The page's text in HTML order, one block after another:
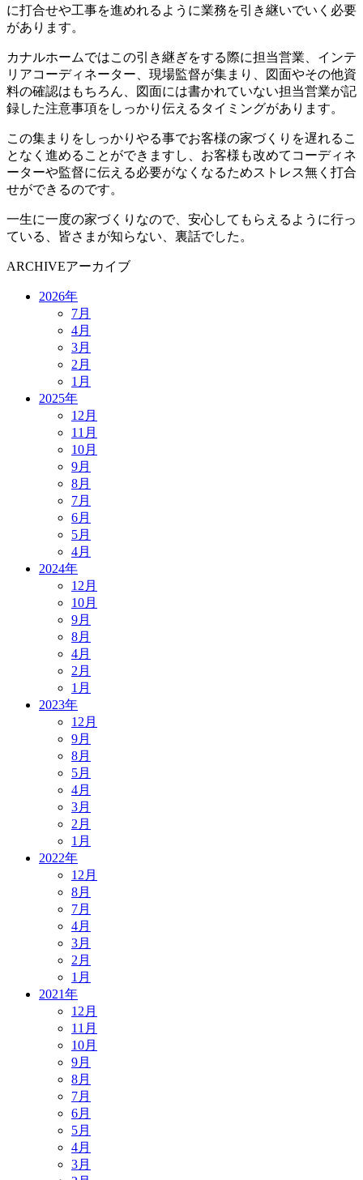
に打合せや工事を進めれるように業務を引き継いでいく必要
があります。
カナルホームではこの引き継ぎをする際に担当営業、インテ
リアコーディネーター、現場監督が集まり、図面やその他資
料の確認はもちろん、図面には書かれていない担当営業が記
録した注意事項をしっかり伝えるタイミングがあります。
この集まりをしっかりやる事でお客様の家づくりを遅れるこ
となく進めることができますし、お客様も改めてコーディネ
ーターや監督に伝える必要がなくなるためストレス無く打合
せができるのです。
一生に一度の家づくりなので、安心してもらえるように行っ
ている、皆さまが知らない、裏話でした。
ARCHIVEアーカイブ
2026年
7月
4月
3月
2月
1月
2025年
12月
11月
10月
9月
8月
7月
6月
5月
4月
2024年
12月
10月
9月
8月
4月
2月
1月
2023年
12月
9月
8月
5月
4月
3月
2月
1月
2022年
12月
8月
7月
4月
3月
2月
1月
2021年
12月
11月
10月
9月
8月
7月
6月
5月
4月
3月